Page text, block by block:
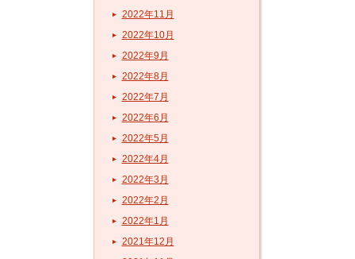
2022年11月
2022年10月
2022年9月
2022年8月
2022年7月
2022年6月
2022年5月
2022年4月
2022年3月
2022年2月
2022年1月
2021年12月